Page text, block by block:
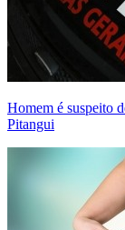
Homem é suspeito
Pitangui